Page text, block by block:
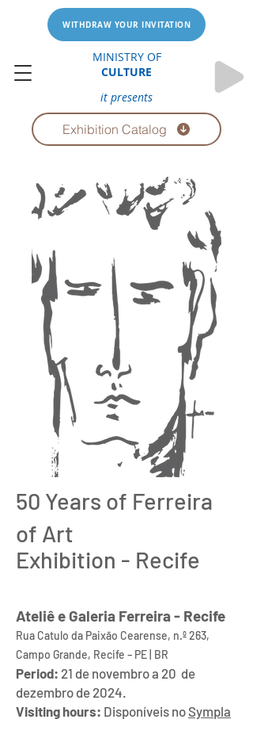
WITHDRAW YOUR INVITATION
Exhibition Catalog
MINISTRY OF
CULTURE
it presents
50 Years of Ferreira
of Art
Exhibition ​- Recife
Ateliê e Galeria Ferreira - Recife
Rua Catulo da Paixão Cearense, n.º 263,
Campo Grande, Recife – PE | BR
Period: 21 de novembro a 20 de
dezembro de 2024.
Visiting hours: Disponíveis no Sympla